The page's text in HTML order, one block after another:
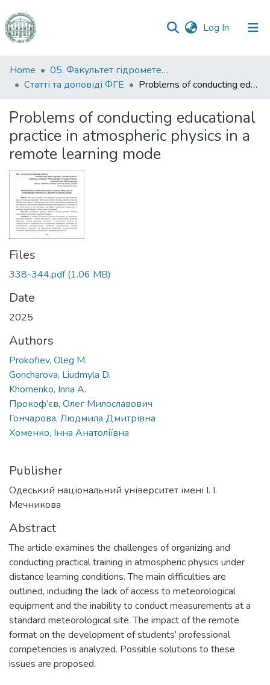
Log In (current)
Communities
&
All of DSpace
Statistics
Home
05. Факультет гідрометеорології і екології
Статті та доповіді ФГЕ
Problems of conducting educational practice in atmospheric physics in a remote learning mode
Problems of conducting educational
practice in atmospheric physics in a
remote learning mode
Files
338-344.pdf(1.06 MB)
Date
2025
Authors
Prokofiev, Oleg M.
Goncharova, Liudmyla D.
Khomenko, Inna A.
Прокоф’єв, Олег Милославович
Гончарова, Людмила Дмитрівна
Хоменко, Інна Анатоліївна
Publisher
Одеський національний університет імені І. І.
Мечникова
Abstract
The article examines the challenges of organizing and
conducting practical training in atmospheric physics under
distance learning conditions. The main difficulties are
outlined, including the lack of access to meteorological
equipment and the inability to conduct measurements at a
standard meteorological site. The impact of the remote
format on the development of students’ professional
competencies is analyzed. Possible solutions to these